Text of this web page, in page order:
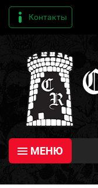
Контакты
МЕНЮ